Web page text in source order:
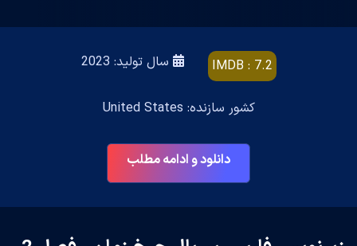
IMDB : 7.2 سال تولید: 2023
کشور سازنده: United States
دانلود و ادامه مطلب